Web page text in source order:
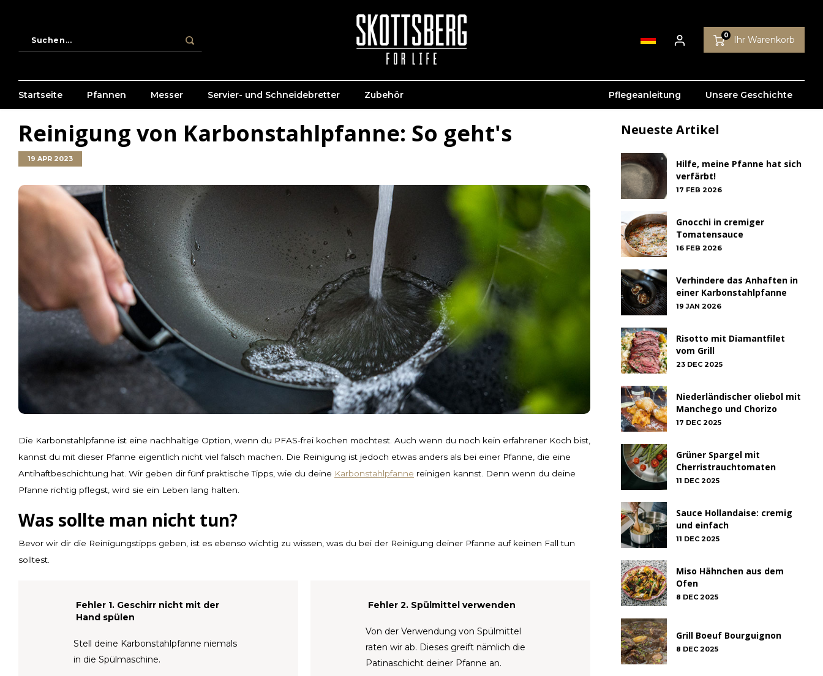
0 Ihr Warenkorb
Startseite Pfannen Messer Servier- und Schneidebretter Zubehör Pflegeanleitung Unsere Geschichte
Reinigung von Karbonstahlpfanne: So geht's
19 APR 2023
Die Karbonstahlpfanne ist eine nachhaltige Option, wenn du PFAS-frei kochen möchtest. Auch wenn du noch kein erfahrener Koch bist,
kannst du mit dieser Pfanne eigentlich nicht viel falsch machen. Die Reinigung ist jedoch etwas anders als bei einer Pfanne, die eine
Antihaftbeschichtung hat. Wir geben dir fünf praktische Tipps, wie du deine Karbonstahlpfanne reinigen kannst. Denn wenn du deine
Pfanne richtig pflegst, wird sie ein Leben lang halten.
Was sollte man nicht tun?
Bevor wir dir die Reinigungstipps geben, ist es ebenso wichtig zu wissen, was du bei der Reinigung deiner Pfanne auf keinen Fall tun
solltest.
Fehler 1. Geschirr nicht mit der
Hand spülen
Stell deine Karbonstahlpfanne niemals
in die Spülmaschine.
Fehler 2. Spülmittel verwenden
Von der Verwendung von Spülmittel
raten wir ab. Dieses greift nämlich die
Patinaschicht deiner Pfanne an.
Neueste Artikel
Hilfe, meine Pfanne hat sich
verfärbt!
17 FEB 2026
Gnocchi in cremiger
Tomatensauce
16 FEB 2026
Verhindere das Anhaften in
einer Karbonstahlpfanne
19 JAN 2026
Risotto mit Diamantfilet
vom Grill
23 DEC 2025
Niederländischer oliebol mit
Manchego und Chorizo
17 DEC 2025
Grüner Spargel mit
Cherristrauchtomaten
11 DEC 2025
Sauce Hollandaise: cremig
und einfach
11 DEC 2025
Miso Hähnchen aus dem
Ofen
8 DEC 2025
Grill Boeuf Bourguignon
8 DEC 2025